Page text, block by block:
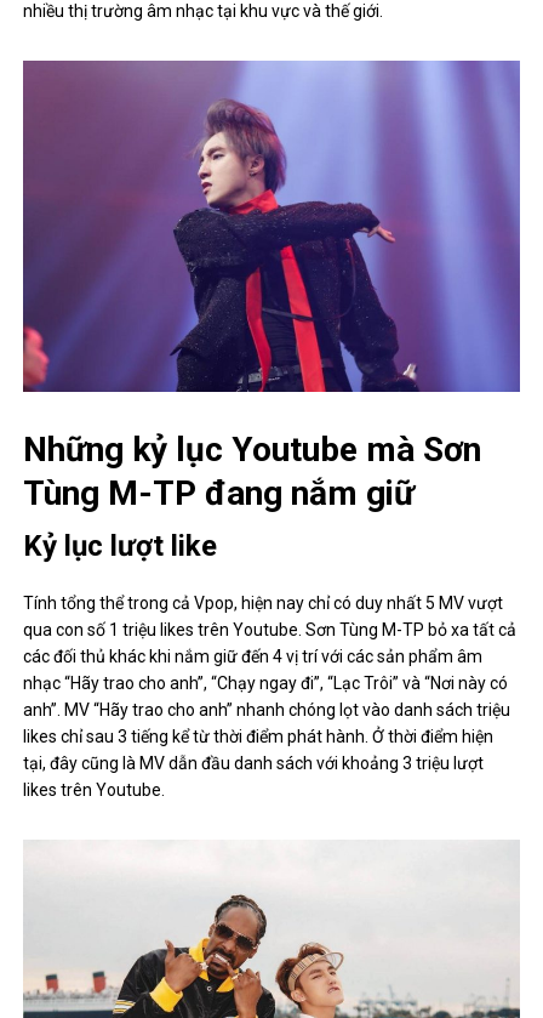
nhiều thị trường âm nhạc tại khu vực và thế giới.
Những kỷ lục Youtube mà Sơn
Tùng M-TP đang nắm giữ
Kỷ lục lượt like
Tính tổng thể trong cả Vpop, hiện nay chỉ có duy nhất 5 MV vượt
qua con số 1 triệu likes trên Youtube. Sơn Tùng M-TP bỏ xa tất cả
các đối thủ khác khi nắm giữ đến 4 vị trí với các sản phẩm âm
nhạc “Hãy trao cho anh”, “Chạy ngay đi”, “Lạc Trôi” và “Nơi này có
anh”. MV “Hãy trao cho anh” nhanh chóng lọt vào danh sách triệu
likes chỉ sau 3 tiếng kể từ thời điểm phát hành. Ở thời điểm hiện
tại, đây cũng là MV dẫn đầu danh sách với khoảng 3 triệu lượt
likes trên Youtube.